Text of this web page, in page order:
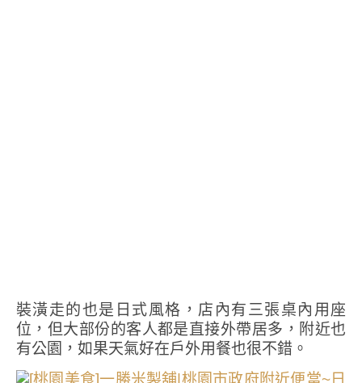
裝潢走的也是日式風格，店內有三張桌內用座
位，但大部份的客人都是直接外帶居多，附近也
有公園，如果天氣好在戶外用餐也很不錯。